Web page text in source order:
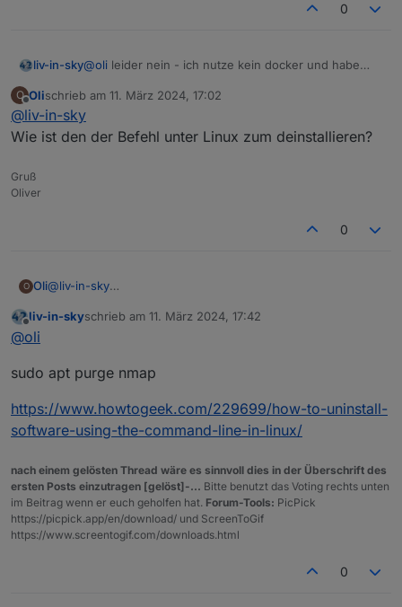
0
liv-in-sky@oli leider nein - ich nutze kein docker und habe
O
Offline
Olischrieb am 11. März 2024, 17:02
zuletzt editiert von
@liv-in-sky
Wie ist den der Befehl unter Linux zum deinstallieren?
Gruß
Oliver
0
O Oli@liv-in-sky
Offline
liv-in-skyschrieb am 11. März 2024, 17:42
zuletzt editiert von
@oli
sudo apt purge nmap
https://www.howtogeek.com/229699/how-to-uninstall-
software-using-the-command-line-in-linux/
nach einem gelösten Thread wäre es sinnvoll dies in der Überschrift des
ersten Posts einzutragen [gelöst]-... Bitte benutzt das Voting rechts unten
im Beitrag wenn er euch geholfen hat. Forum-Tools: PicPick
https://picpick.app/en/download/ und ScreenToGif
https://www.screentogif.com/downloads.html
0